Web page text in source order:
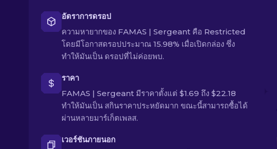
อัตราการดรอป
ความหายากของ FAMAS | Sergeant คือ Restricted
โดยมีโอกาสดรอปประมาณ 15.98% เมื่อเปิดกล่อง ซึ่ง
ทำให้มันเป็น ดรอปที่ไม่ค่อยพบ.
ราคา
FAMAS | Sergeant มีราคาตั้งแต่ $1.69 ถึง $22.18
ทำให้มันเป็น สกินราคาประหยัดมาก ขณะนี้สามารถซื้อได้
ผ่านหลายมาร์เก็ตเพลส.
เวอร์ชันภายนอก